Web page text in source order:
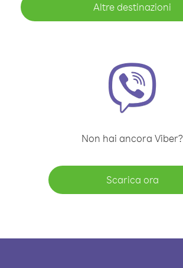
Altre destinazioni
Non hai ancora Viber?
Scarica ora